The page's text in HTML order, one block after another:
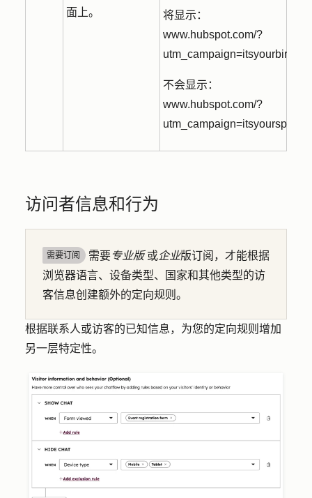
面上。
将显示：
www.hubspot.com/?
不会显示：
www.hubspot.com/?
访问者信息和行为
需要订阅 需要专业版 或企业版订阅，才能根据
浏览器语言、设备类型、国家和其他类型的访
客信息创建额外的定向规则。
根据联系人或访客的已知信息，为您的定向规则增加
另一层特定性。